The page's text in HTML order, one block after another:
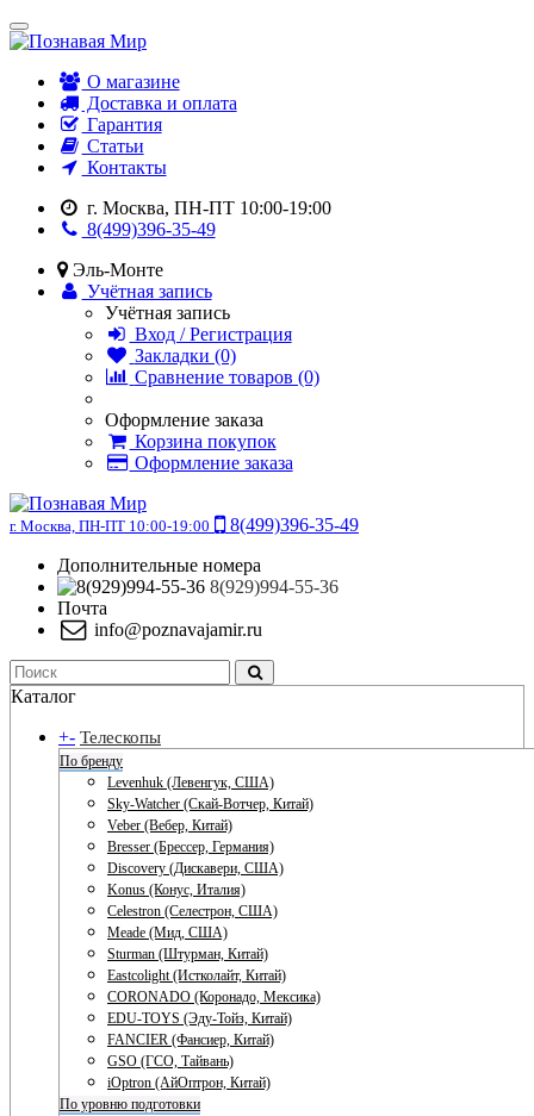
О магазине
Доставка и оплата
Гарантия
Статьи
Контакты
г. Москва, ПН-ПТ 10:00-19:00
8(499)396-35-49
Эль-Монте
Учётная запись
Учётная запись
Вход / Регистрация
Закладки (0)
Сравнение товаров (0)
Оформление заказа
Корзина покупок
Оформление заказа
г. Москва, ПН-ПТ 10:00-19:00
8(499)396-35-49
Дополнительные номера
8(929)994-55-36
Почта
info@poznavajamir.ru
Каталог
+- Телескопы
По бренду
Levenhuk (Левенгук, США)
Sky-Watcher (Скай-Вотчер, Китай)
Veber (Вебер, Китай)
Bresser (Брессер, Германия)
Discovery (Дискавери, США)
Konus (Конус, Италия)
Celestron (Селестрон, США)
Meade (Мид, США)
Sturman (Штурман, Китай)
Eastcolight (Истколайт, Китай)
CORONADO (Коронадо, Мексика)
EDU-TOYS (Эду-Тойз, Китай)
FANCIER (Фансиер, Китай)
GSO (ГСО, Тайвань)
iOptron (АйОптрон, Китай)
По уровню подготовки